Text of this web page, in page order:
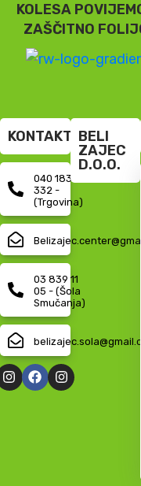
KOLESA
ZAŠČITNO
KONTAKT
040 183
332 -
(Trgovina)
03 839 11
05 - (Šola
Smučanja)
BELI
ZAJEC
D.O.O.